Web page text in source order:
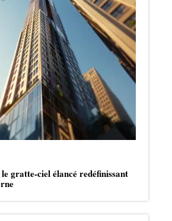
gratte-ciel élancé redéfinissant